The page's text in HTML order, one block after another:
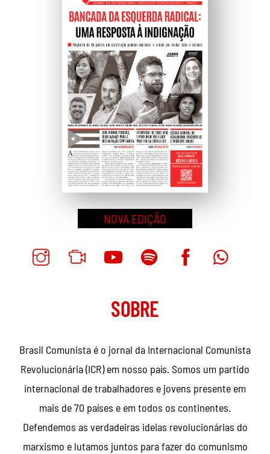
NOVA EDIÇÃO
SOBRE
Brasil Comunista é o jornal da Internacional Comunista
Revolucionária (ICR) em nosso país. Somos um partido
internacional de trabalhadores e jovens presente em
mais de 70 países e em todos os continentes.
Defendemos as verdadeiras ideias revolucionárias do
marxismo e lutamos juntos para fazer do comunismo